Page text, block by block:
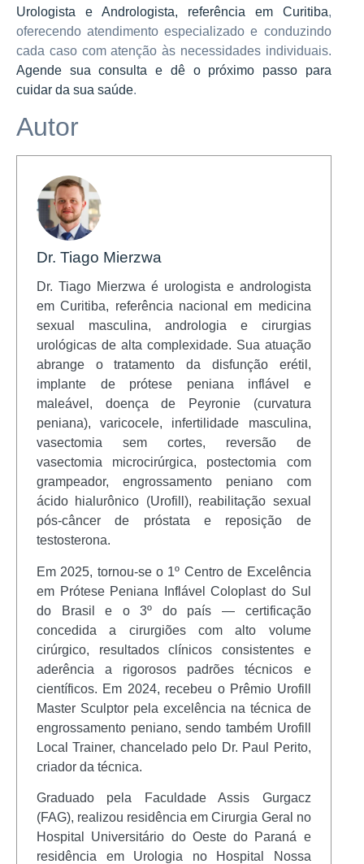
Urologista e Andrologista, referência em Curitiba,
oferecendo atendimento especializado e conduzindo
cada caso com atenção às necessidades individuais.
Agende sua consulta e dê o próximo passo para
cuidar da sua saúde.
Autor
Dr. Tiago Mierzwa
Dr. Tiago Mierzwa é urologista e andrologista
em Curitiba, referência nacional em medicina
sexual masculina, andrologia e cirurgias
urológicas de alta complexidade. Sua atuação
abrange o tratamento da disfunção erétil,
implante de prótese peniana inflável e
maleável, doença de Peyronie (curvatura
peniana), varicocele, infertilidade masculina,
vasectomia sem cortes, reversão de
vasectomia microcirúrgica, postectomia com
grampeador, engrossamento peniano com
ácido hialurônico (Urofill), reabilitação sexual
pós-câncer de próstata e reposição de
testosterona.
Em 2025, tornou-se o 1º Centro de Excelência
em Prótese Peniana Inflável Coloplast do Sul
do Brasil e o 3º do país — certificação
concedida a cirurgiões com alto volume
cirúrgico, resultados clínicos consistentes e
aderência a rigorosos padrões técnicos e
científicos. Em 2024, recebeu o Prêmio Urofill
Master Sculptor pela excelência na técnica de
engrossamento peniano, sendo também Urofill
Local Trainer, chancelado pelo Dr. Paul Perito,
criador da técnica.
Graduado pela Faculdade Assis Gurgacz
(FAG), realizou residência em Cirurgia Geral no
Hospital Universitário do Oeste do Paraná e
residência em Urologia no Hospital Nossa